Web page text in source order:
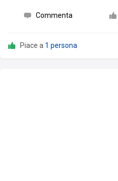
Commenta
Piace a 1 persona